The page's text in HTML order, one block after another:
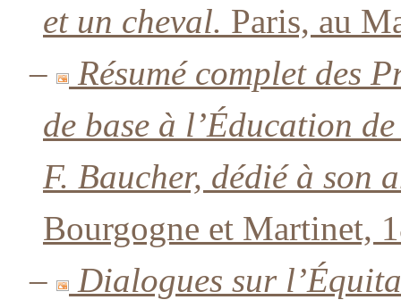
et un cheval. Paris, au
–
Résumé complet des
de base à l’Éducation
F. Baucher, dédié à son
Bourgogne et Martinet,
–
Dialogues sur